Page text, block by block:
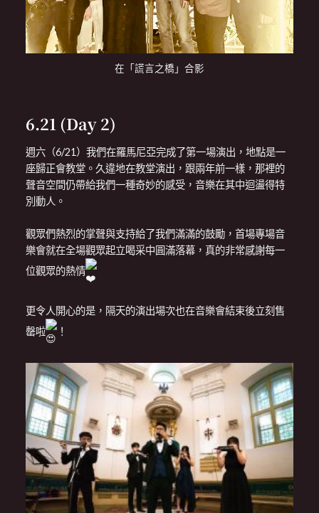
在「謊言之橋」合影
6.21 (Day 2)
週六（6/21）我們在羅馬尼亞完成了第一場演出，地點是一
座歸正會教堂。久違地在教堂演出，跟兩年前一樣，那裡的
聲音空間仍帶給我們一種奇妙的感受，音樂在其中迴盪得特
別動人。
觀眾們熱烈的掌聲與支持給了我們滿滿的鼓勵，首場專場音
樂會就在全場觀眾起立喝采中圓滿落幕，真的非常感謝每一
位觀眾的熱情
更令人開心的是，隔天的演出場次也在音樂會結束後立刻售
罄啦
！